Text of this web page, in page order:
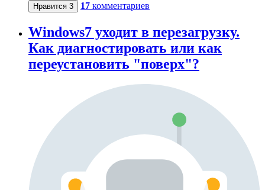
Нравится 3 17 комментариев
Windows7 уходит в перезагрузку.
Как диагностировать или как
переустановить "поверх"?